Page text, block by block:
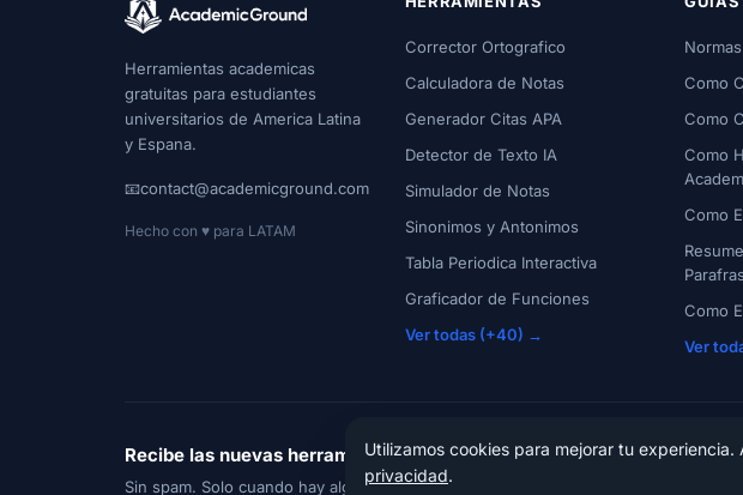
Herramientas academicas
gratuitas para estudiantes
universitarios de America Latina
y Espana.
📧contact@academicground.com
Hecho con ♥ para LATAM
Corrector Ortografico
Calculadora de Notas
Generador Citas APA
Detector de Texto IA
Simulador de Notas
Sinonimos y Antonimos
Tabla Periodica Interactiva
Graficador de Funciones
Ver todas (+40) →
Como
Como
Como
Como
Como
Ver
Recibe las nuevas herramientas antes que nadie
Sin spam. Solo cuando hay algo nuevo.
Utilizamos cookies para mejorar tu
privacidad.